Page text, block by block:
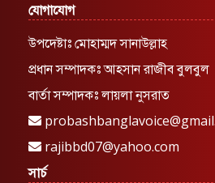
যোগাযোগ
উপদেষ্টাঃ মোহাম্মদ সানাউল্লাহ
প্রধান সম্পাদকঃ আহসান রাজীব বুলবুল
বার্তা সম্পাদকঃ লায়লা নুসরাত
rajibbd07@yahoo.com
সার্চ